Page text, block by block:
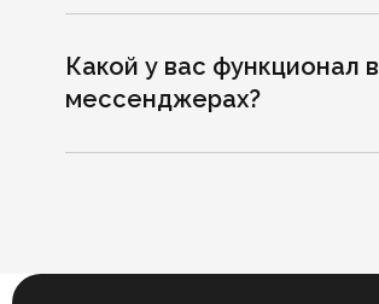
Telegram и WhatsApp
Интеграция с 5
сервисами
Какой у вас функционал в
мессенджерах?